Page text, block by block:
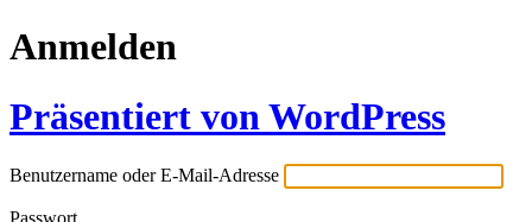
Anmelden
Präsentiert von WordPress
Benutzername oder E-Mail-Adresse